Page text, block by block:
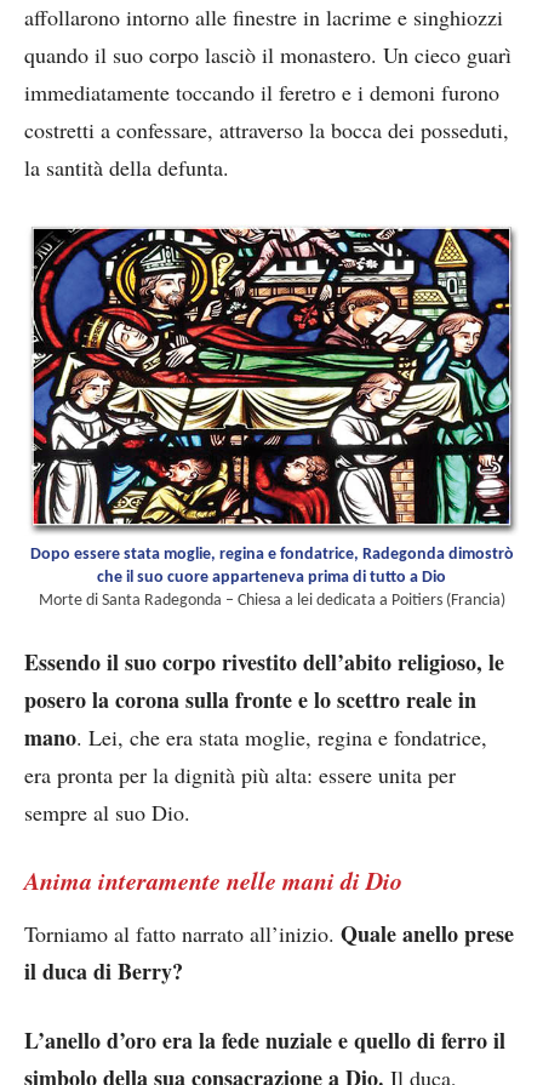
affollarono intorno alle finestre in lacrime e singhiozzi
quando il suo corpo lasciò il monastero. Un cieco guarì
immediatamente toccando il feretro e i demoni furono
costretti a confessare, attraverso la bocca dei posseduti,
la santità della defunta.
Dopo essere stata moglie, regina e fondatrice, Radegonda dimostrò
che il suo cuore apparteneva prima di tutto a Dio
Morte di Santa Radegonda – Chiesa a lei dedicata a Poitiers (Francia)
Essendo il suo corpo rivestito dell’abito religioso, le
posero la corona sulla fronte e lo scettro reale in
mano. Lei, che era stata moglie, regina e fondatrice,
era pronta per la dignità più alta: essere unita per
sempre al suo Dio.
Anima interamente nelle mani di Dio
Torniamo al fatto narrato all’inizio. Quale anello prese
il duca di Berry?
L’anello d’oro era la fede nuziale e quello di ferro il
simbolo della sua consacrazione a Dio. Il duca,